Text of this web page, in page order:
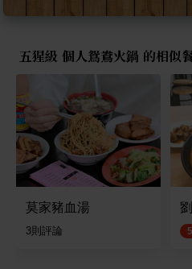
五猩級 個人鴛鴦火鍋 的相似
莫家豬血湯
3則評論